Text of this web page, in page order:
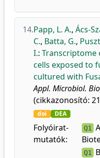
14.Papp, L. A., Ács-
C., Batta, G.,
I.: Transcriptome
cells exposed to
cultured with
Appl. Microbiol.
(cikkazonosító:
doi DEA
Folyóirat-
mutatók:
Q1
Q1